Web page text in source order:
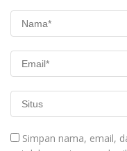
Simpan nama, email,